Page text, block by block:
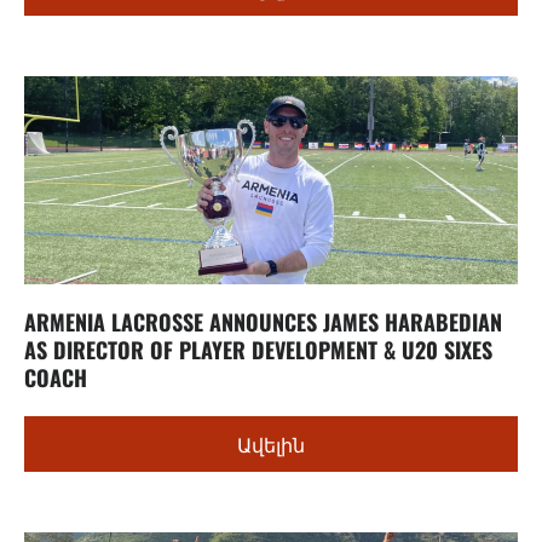
ARMENIA LACROSSE ANNOUNCES JAMES HARABEDIAN
AS DIRECTOR OF PLAYER DEVELOPMENT & U20 SIXES
COACH
Ավելին